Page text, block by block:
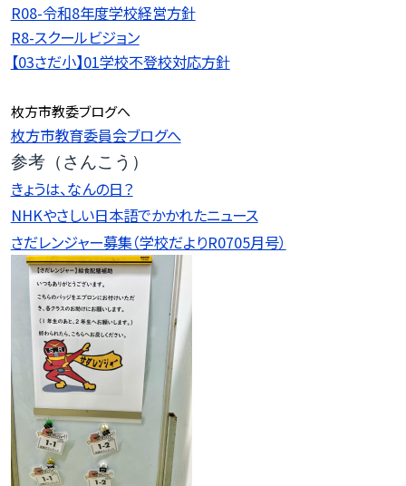
R08-令和8年度学校経営方針
R8-スクールビジョン
【03さだ小】01学校不登校対応方針
枚方市教委ブログへ
枚方市教育委員会ブログへ
参考（さんこう）
きょうは、なんの日？
NHKやさしい日本語でかかれたニュース
さだレンジャー募集（学校だよりR0705月号）